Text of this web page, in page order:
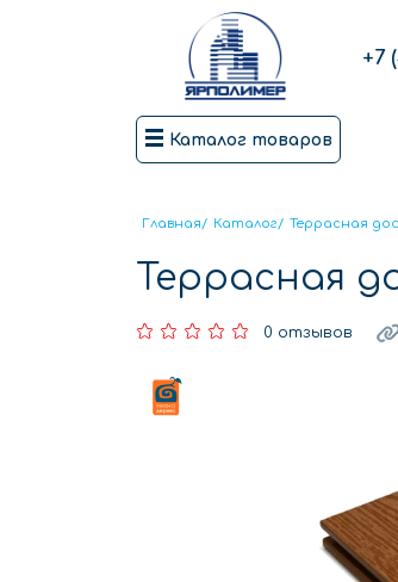
+7
Каталог товаров
Главная/ Каталог/ Террасная
Террасная
0 отзывов